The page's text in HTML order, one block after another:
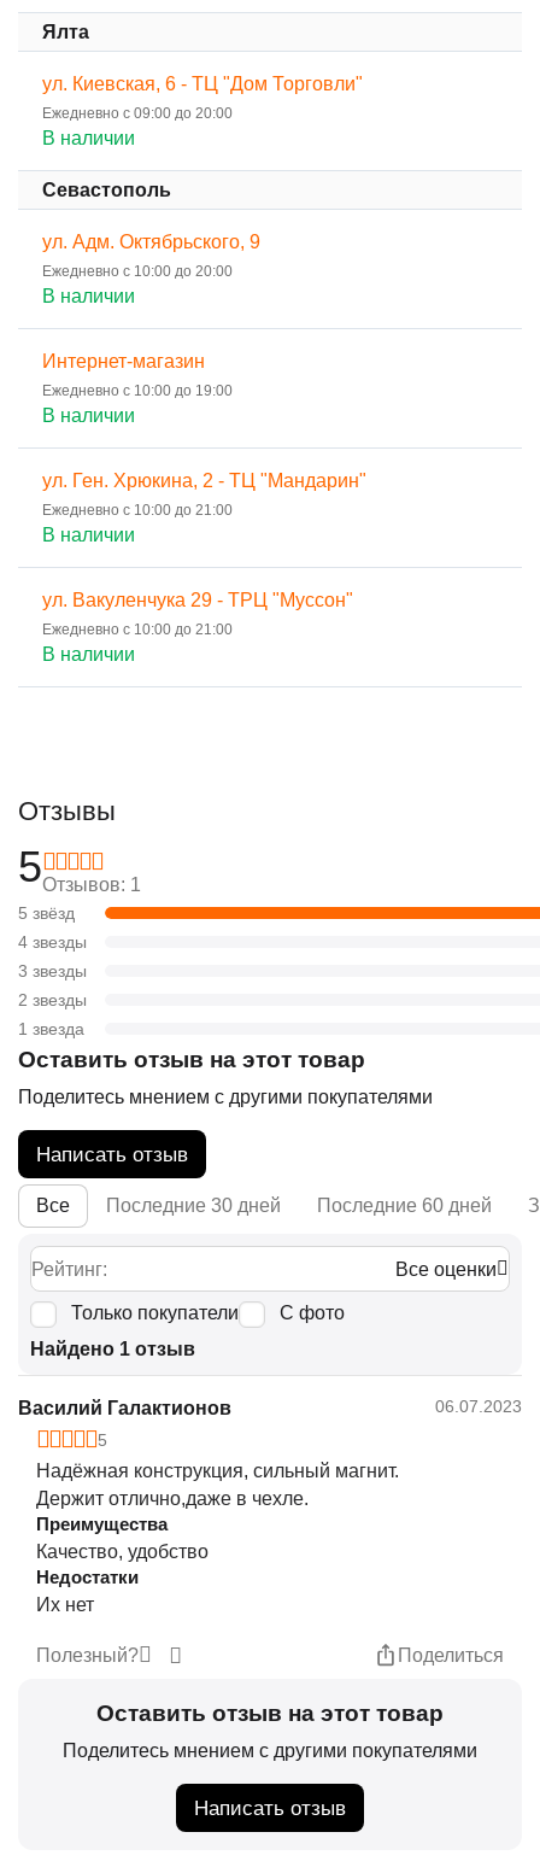
Ялта
ул. Киевская, 6 - ТЦ "Дом Торговли"
Ежедневно с 09:00 до 20:00
В наличии
Севастополь
ул. Адм. Октябрьского, 9
Ежедневно с 10:00 до 20:00
В наличии
Интернет-магазин
Ежедневно с 10:00 до 19:00
В наличии
ул. Ген. Хрюкина, 2 - ТЦ "Мандарин"
Ежедневно с 10:00 до 21:00
В наличии
ул. Вакуленчука 29 - ТРЦ "Муссон"
Ежедневно с 10:00 до 21:00
В наличии
Отзывы
5Отзывов: 1
5 звёзд
4 звезды
3 звезды
2 звезды
1 звезда
Оставить отзыв на этот товар
Поделитесь мнением с другими покупателями
Написать отзыв
Все Последние 30 дней Последние 60 дней
Рейтинг: Все оценки
Только покупатели
С фото
Найдено 1 отзыв
Василий Галактионов
06.07.2023
5
Надёжная конструкция, сильный магнит.
Держит отлично,даже в чехле.
Преимущества
Качество, удобство
Недостатки
Их нет
Полезный? Поделиться
Оставить отзыв на этот товар
Поделитесь мнением с другими покупателями
Написать отзыв